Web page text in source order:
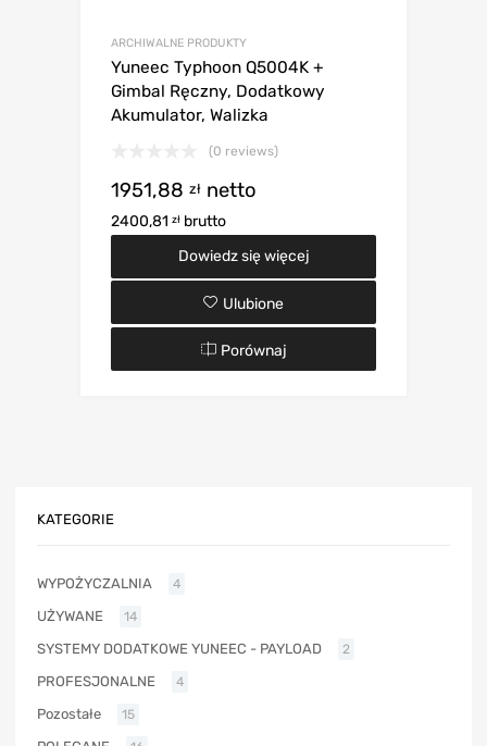
ARCHIWALNE PRODUKTY
Yuneec Typhoon Q5004K +
Gimbal Ręczny, Dodatkowy
Akumulator, Walizka
(0 reviews)
1951,88 zł netto
2400,81 zł brutto
Dowiedz się więcej
Ulubione
Porównaj
KATEGORIE
WYPOŻYCZALNIA 4
UŻYWANE 14
SYSTEMY DODATKOWE YUNEEC - PAYLOAD 2
PROFESJONALNE 4
Pozostałe 15